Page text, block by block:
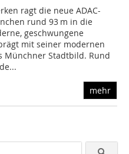
ragt die neue ADAC-
rund 93 m in die
geschwungene
mit seiner modernen
Münchner Stadtbild. Rund
mehr